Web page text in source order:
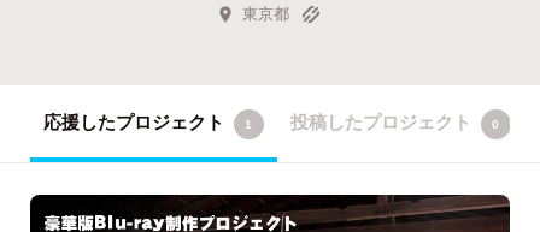
東京都
応援したプロジェクト 1 投稿したプロジェクト 0